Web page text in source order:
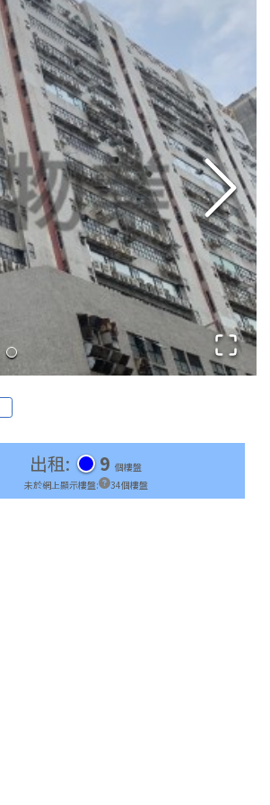
免佣租盤 一手新盤 我要放盤
出租: 9 個樓盤
未於網上顯示樓盤: 34個樓盤